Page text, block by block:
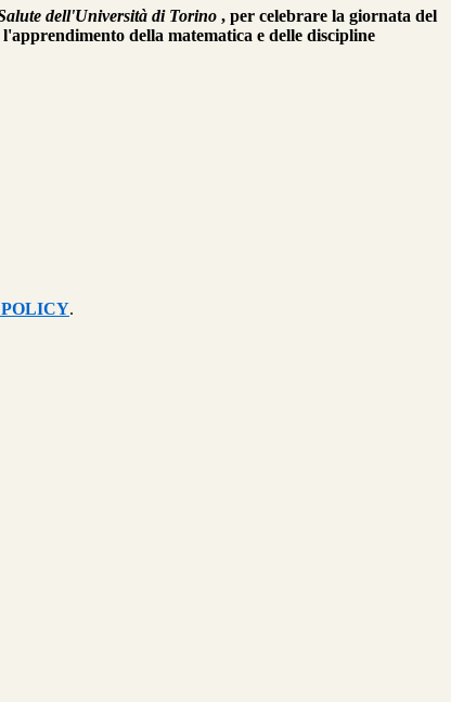
dell'Università di Torino , per celebrare la giornata del
della matematica e delle discipline
.